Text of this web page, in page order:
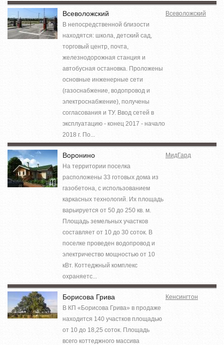
Всеволожский
В непосредственной близости
находятся: школа, детский сад,
торговый центр, почта,
железнодорожная станция и
автобусная остановка. Проложены
основные инженерные сети
(газоснабжение, водопровод и
электроснабжение), получены
согласования и ТУ. Ввод сетей в
эксплуатацию - конец 2017 - начало
2018 г. По...
Всеволожский
Воронино
На территории поселка
расположены 33 готовых дома из
газобетона, с использованием
каркасных технологий. Их площадь
варьируется от 50 до 250 кв. м.
Площадь земельных участков
составляет от 10 до 30 соток. В
поселке проведен водопровод и
электричество мощностью от 10
кВт. Коттеджный комплекс
охраняетс...
МидГард
Борисова Грива
В КП «Борисова Грива» в продаже
находится 140 участков площадью
от 10 до 18,25 соток. Площадь
всего коттеджного массива
Кенсингтон